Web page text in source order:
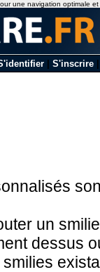
S'inscrire
un
dessus
une navigation optimale